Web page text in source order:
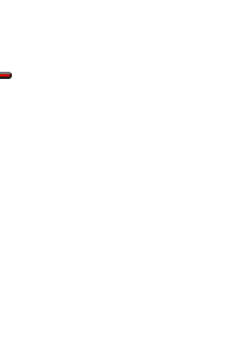
Поиск